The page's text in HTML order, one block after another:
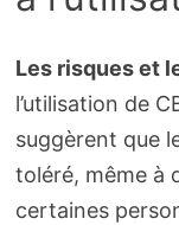
Les risques et
l’utilisation de
suggèrent que
toléré, même à
certaines